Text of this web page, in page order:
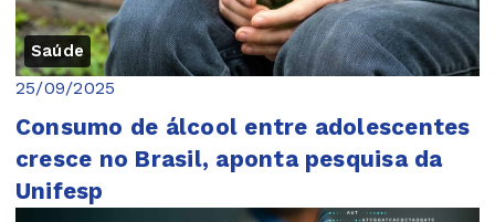
Saúde
25/09/2025
Consumo de álcool entre adolescentes
cresce no Brasil, aponta pesquisa da
Unifesp